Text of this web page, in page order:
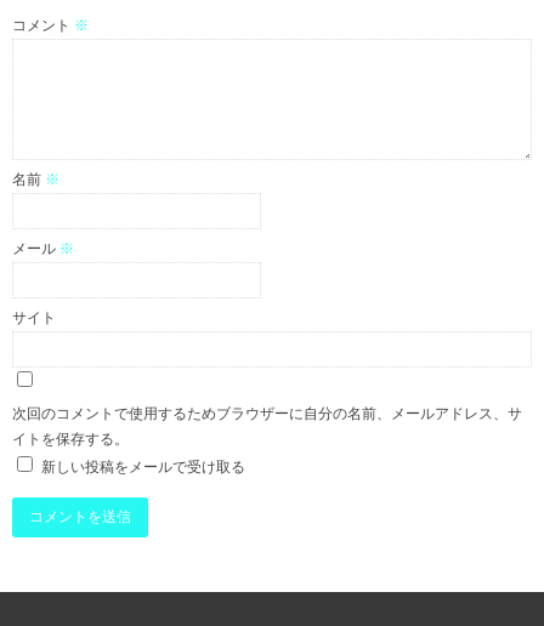
コメント ※
名前 ※
メール ※
サイト
次回のコメントで使用するためブラウザーに自分の名前、メールアドレス、サ
イトを保存する。
新しい投稿をメールで受け取る